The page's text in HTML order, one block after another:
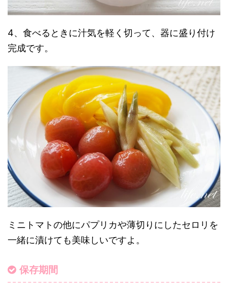
4、食べるときに汁気を軽く切って、器に盛り付け
完成です。
ミニトマトの他にパプリカや薄切りにしたセロリを
一緒に漬けても美味しいですよ。
保存期間